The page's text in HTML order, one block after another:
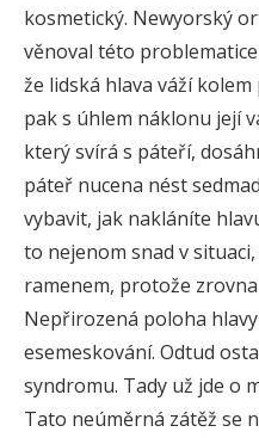
kosmetický. Newyorský
věnoval této
že lidská hlava váží
pak s úhlem náklonu její
který svírá s páteří,
páteř nucena nést
vybavit, jak nakláníte
to nejenom snad v
ramenem, protože
Nepřirozená poloha
esemeskování. Odtud
syndromu. Tady už jde o
Tato neúměrná zátěž se